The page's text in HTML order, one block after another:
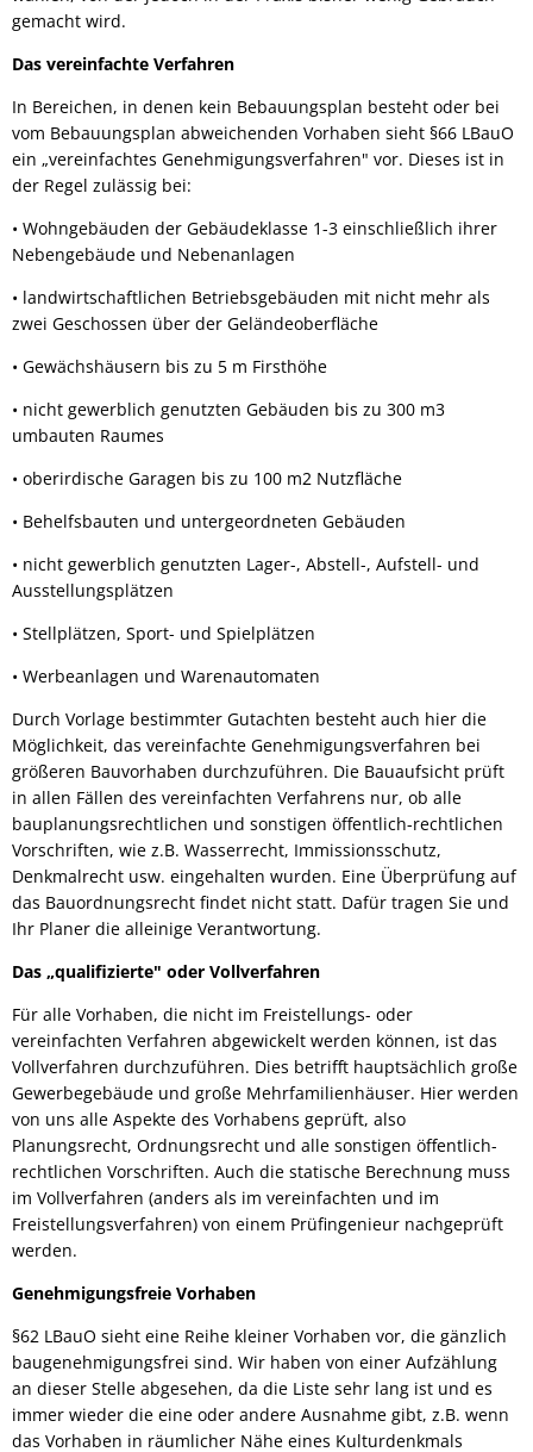
gemacht wird.
Das vereinfachte Verfahren
In Bereichen, in denen kein Bebauungsplan besteht oder bei
vom Bebauungsplan abweichenden Vorhaben sieht §66 LBauO
ein „vereinfachtes Genehmigungsverfahren" vor. Dieses ist in
der Regel zulässig bei:
• Wohngebäuden der Gebäudeklasse 1-3 einschließlich ihrer
Nebengebäude und Nebenanlagen
• landwirtschaftlichen Betriebsgebäuden mit nicht mehr als
zwei Geschossen über der Geländeoberfläche
• Gewächshäusern bis zu 5 m Firsthöhe
• nicht gewerblich genutzten Gebäuden bis zu 300 m3
umbauten Raumes
• oberirdische Garagen bis zu 100 m2 Nutzfläche
• Behelfsbauten und untergeordneten Gebäuden
• nicht gewerblich genutzten Lager-, Abstell-, Aufstell- und
Ausstellungsplätzen
• Stellplätzen, Sport- und Spielplätzen
• Werbeanlagen und Warenautomaten
Durch Vorlage bestimmter Gutachten besteht auch hier die
Möglichkeit, das vereinfachte Genehmigungsverfahren bei
größeren Bauvorhaben durchzuführen. Die Bauaufsicht prüft
in allen Fällen des vereinfachten Verfahrens nur, ob alle
bauplanungsrechtlichen und sonstigen öffentlich-rechtlichen
Vorschriften, wie z.B. Wasserrecht, Immissionsschutz,
Denkmalrecht usw. eingehalten wurden. Eine Überprüfung auf
das Bauordnungsrecht findet nicht statt. Dafür tragen Sie und
Ihr Planer die alleinige Verantwortung.
Das „qualifizierte" oder Vollverfahren
Für alle Vorhaben, die nicht im Freistellungs- oder
vereinfachten Verfahren abgewickelt werden können, ist das
Vollverfahren durchzuführen. Dies betrifft hauptsächlich große
Gewerbegebäude und große Mehrfamilienhäuser. Hier werden
von uns alle Aspekte des Vorhabens geprüft, also
Planungsrecht, Ordnungsrecht und alle sonstigen öffentlich-
rechtlichen Vorschriften. Auch die statische Berechnung muss
im Vollverfahren (anders als im vereinfachten und im
Freistellungsverfahren) von einem Prüfingenieur nachgeprüft
werden.
Genehmigungsfreie Vorhaben
§62 LBauO sieht eine Reihe kleiner Vorhaben vor, die gänzlich
baugenehmigungsfrei sind. Wir haben von einer Aufzählung
an dieser Stelle abgesehen, da die Liste sehr lang ist und es
immer wieder die eine oder andere Ausnahme gibt, z.B. wenn
das Vorhaben in räumlicher Nähe eines Kulturdenkmals